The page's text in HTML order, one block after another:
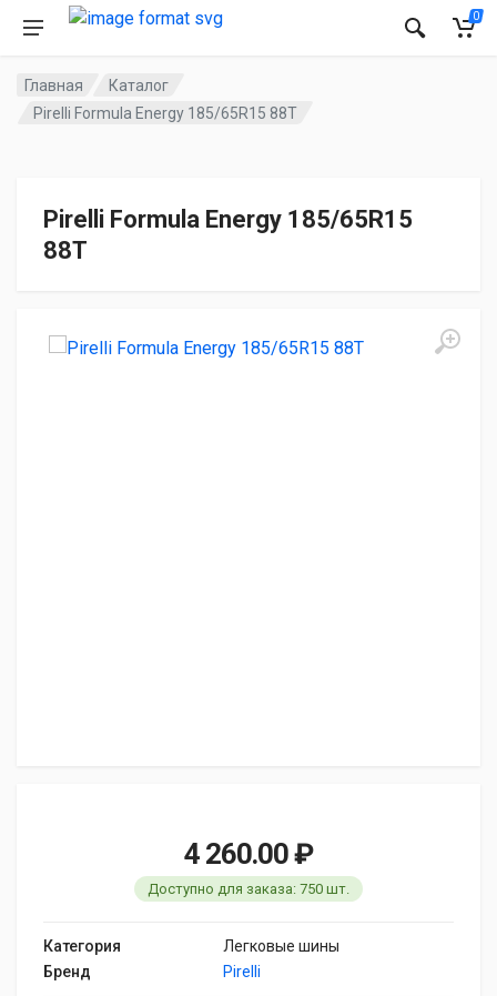
0
Главная
Каталог
Pirelli Formula Energy 185/65R15 88T
Pirelli Formula Energy 185/65R15
88T
4 260.00 ₽
Доступно для заказа: 750 шт.
Категория
Легковые шины
Бренд
Pirelli